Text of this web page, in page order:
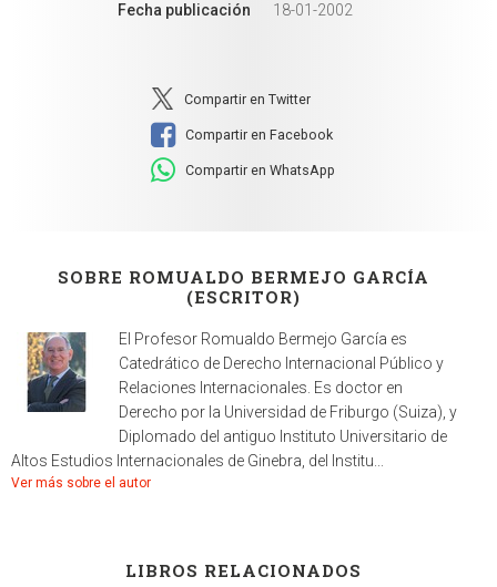
Fecha publicación
18-01-2002
Compartir en Twitter
Compartir en Facebook
Compartir en WhatsApp
SOBRE ROMUALDO BERMEJO GARCÍA
(ESCRITOR)
El Profesor Romualdo Bermejo García es
Catedrático de Derecho Internacional Público y
Relaciones Internacionales. Es doctor en
Derecho por la Universidad de Friburgo (Suiza), y
Diplomado del antiguo Instituto Universitario de
Altos Estudios Internacionales de Ginebra, del Institu...
Ver más sobre el autor
LIBROS RELACIONADOS